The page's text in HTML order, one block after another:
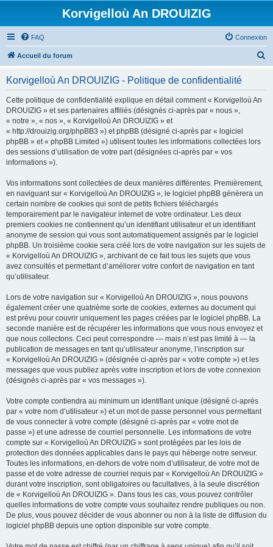
Korvigelloù An DROUIZIG
FAQ Connexion
Accueil du forum
Korvigelloù An DROUIZIG - Politique de confidentialité
Cette politique de confidentialité explique en détail comment « Korvigelloù An
DROUIZIG » et ses partenaires affiliés (désignés ci-après par « nous »,
« notre », « nos », « Korvigelloù An DROUIZIG » et
« http://drouizig.org/phpBB3 ») et phpBB (désigné ci-après par « logiciel
phpBB » et « phpBB Limited ») utilisent toutes les informations collectées lors
des sessions d’utilisation de votre part (désignées ci-après par « vos
informations »).
Vos informations sont collectées de deux manières différentes. Premièrement,
en naviguant sur « Korvigelloù An DROUIZIG », le logiciel phpBB génèrera un
certain nombre de cookies qui sont de petits fichiers téléchargés
temporairement par le navigateur internet de votre ordinateur. Les deux
premiers cookies ne contiennent qu’un identifiant utilisateur et un identifiant
anonyme de session qui vous sont automatiquement assignés par le logiciel
phpBB. Un troisième cookie sera créé lors de votre navigation sur les sujets de
« Korvigelloù An DROUIZIG », archivant de ce fait tous les sujets que vous
avez consultés et permettant d’améliorer votre confort de navigation en tant
qu’utilisateur.
Lors de votre navigation sur « Korvigelloù An DROUIZIG », nous pouvons
également créer une quatrième sorte de cookies, externes au document qui
est prévu pour couvrir uniquement les pages créées par le logiciel phpBB. La
seconde manière est de récupérer les informations que vous nous envoyez et
que nous collectons. Ceci peut correspondre — mais n’est pas limité à — la
publication de messages en tant qu’utilisateur anonyme, l’inscription sur
« Korvigelloù An DROUIZIG » (désignée ci-après par « votre compte ») et les
messages que vous publiez après votre inscription et lors de votre connexion
(désignés ci-après par « vos messages »).
Votre compte contiendra au minimum un identifiant unique (désigné ci-après
par « votre nom d’utilisateur ») et un mot de passe personnel vous permettant
de vous connecter à votre compte (désigné ci-après par « votre mot de
passe ») et une adresse de courriel personnelle. Les informations de votre
compte sur « Korvigelloù An DROUIZIG » sont protégées par les lois de
protection des données applicables dans le pays qui héberge notre serveur.
Toutes les informations, en-dehors de votre nom d’utilisateur, de votre mot de
passe et de votre adresse de courriel requis par « Korvigelloù An DROUIZIG »
durant votre inscription, sont obligatoires ou facultatives, à la seule discrétion
de « Korvigelloù An DROUIZIG ». Dans tous les cas, vous pouvez contrôler
quelles informations de votre compte vous souhaitez rendre publiques ou non.
De plus, vous pouvez décider de vous abonner ou non à la liste de diffusion du
logiciel phpBB depuis une option disponible sur votre compte.